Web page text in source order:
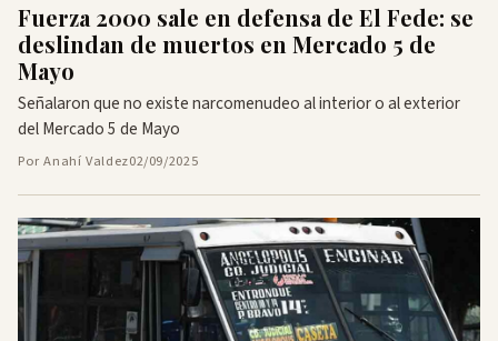
Fuerza 2000 sale en defensa de El Fede: se
deslindan de muertos en Mercado 5 de
Mayo
Señalaron que no existe narcomenudeo al interior o al exterior
del Mercado 5 de Mayo
Por Anahí Valdez02/09/2025